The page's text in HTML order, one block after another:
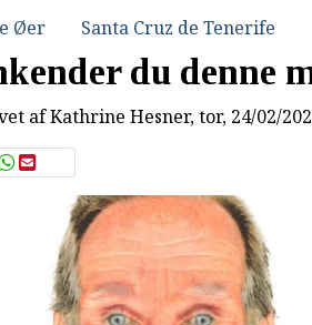
Øer Santa Cruz de Tenerife
du denne
afKathrine Hesner, tor, 24/02/